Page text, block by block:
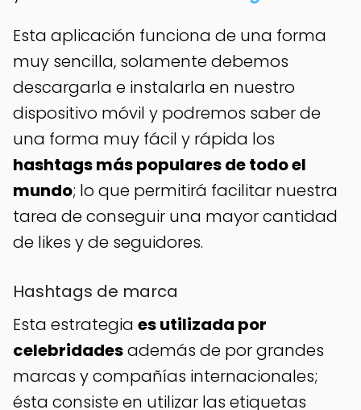
Esta aplicación funciona de una forma
muy sencilla, solamente debemos
descargarla e instalarla en nuestro
dispositivo móvil y podremos saber de
una forma muy fácil y rápida los
hashtags más populares de todo el
mundo; lo que permitirá facilitar nuestra
tarea de conseguir una mayor cantidad
de likes y de seguidores.
Hashtags de marca
Esta estrategia es utilizada por
celebridadesademás de por grandes
marcas y compañías internacionales;
ésta consiste en utilizar las etiquetas